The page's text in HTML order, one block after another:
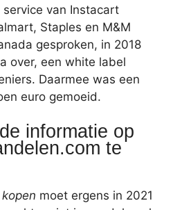
van Instacart
Staples en M&M
gesproken, in 2018
over, een white label
Daarmee was een
euro gemoeid.
informatie op
te
moet ergens in 2021